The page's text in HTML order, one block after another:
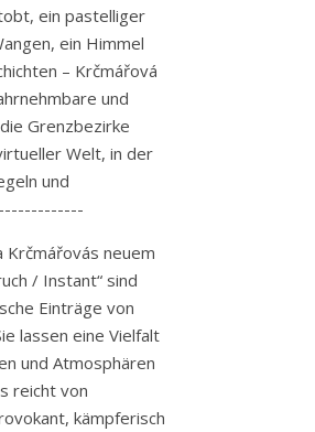
ein pastelliger
ein Himmel
– Krčmářová
und
Grenzbezirke
Welt, in der
und
Krčmářovás neuem
/ Instant“ sind
Einträge von
lassen eine Vielfalt
und Atmosphären
reicht von
kämpferisch